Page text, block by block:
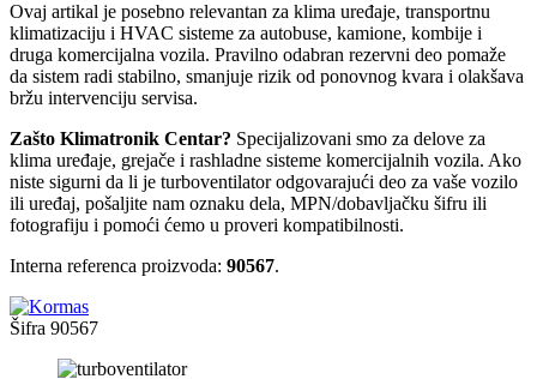
Ovaj artikal je posebno relevantan za klima uređaje, transportnu
klimatizaciju i HVAC sisteme za autobuse, kamione, kombije i
druga komercijalna vozila. Pravilno odabran rezervni deo pomaže
da sistem radi stabilno, smanjuje rizik od ponovnog kvara i olakšava
bržu intervenciju servisa.
Zašto Klimatronik Centar? Specijalizovani smo za delove za
klima uređaje, grejače i rashladne sisteme komercijalnih vozila. Ako
niste sigurni da li je turboventilator odgovarajući deo za vaše vozilo
ili uređaj, pošaljite nam oznaku dela, MPN/dobavljačku šifru ili
fotografiju i pomoći ćemo u proveri kompatibilnosti.
Interna referenca proizvoda: 90567.
Šifra 90567